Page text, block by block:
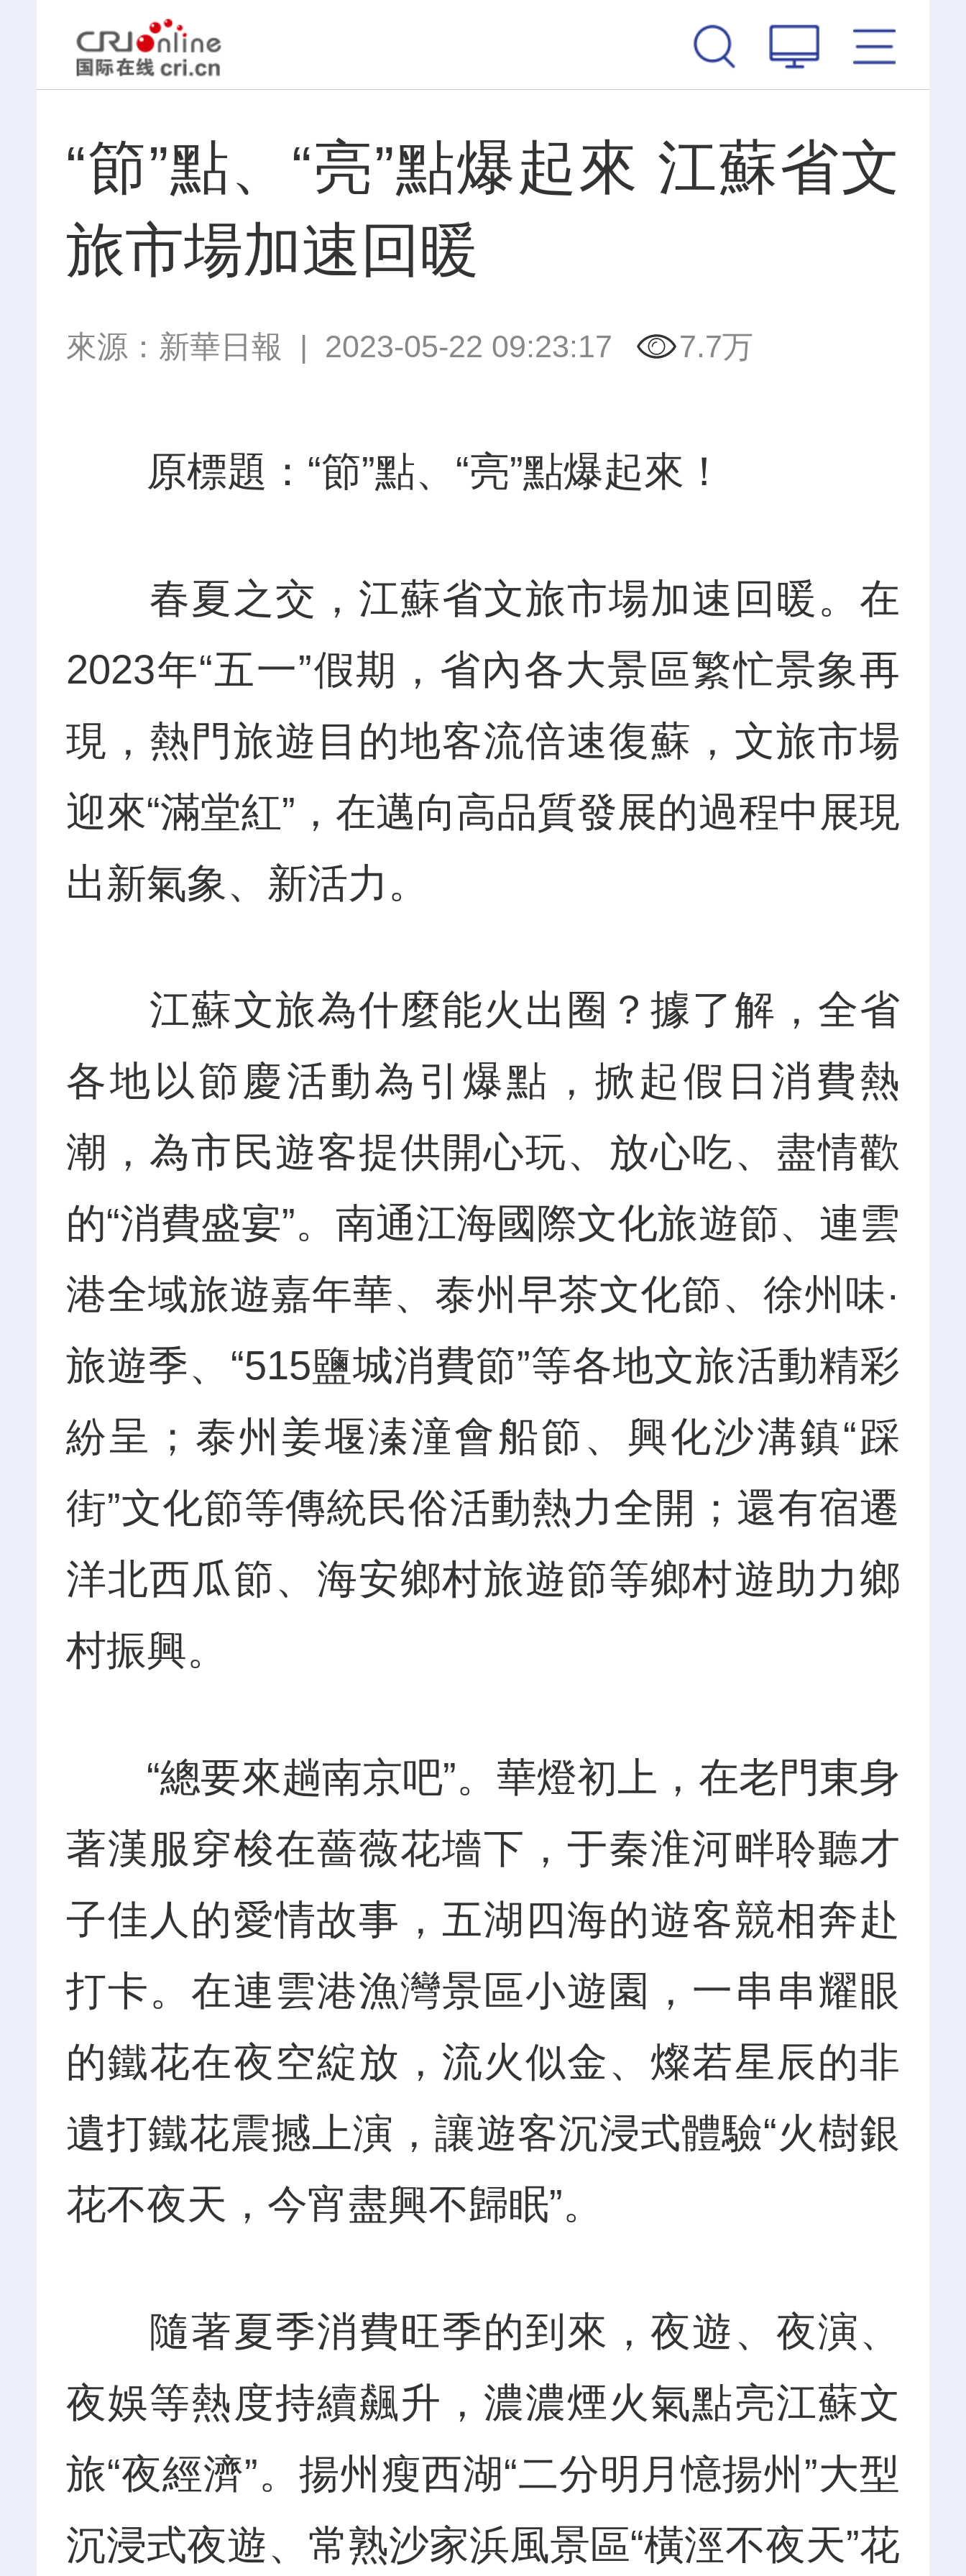
“節”點、“亮”點爆起來 江蘇省文
旅市場加速回暖
來源： 新華日報 | 2023-05-22 09:23:17 7.7万
原標題：“節”點、“亮”點爆起來！
春夏之交，江蘇省文旅市場加速回暖。在
2023年“五一”假期，省內各大景區繁忙景象再
現，熱門旅遊目的地客流倍速復蘇，文旅市場
迎來“滿堂紅”，在邁向高品質發展的過程中展現
出新氣象、新活力。
江蘇文旅為什麼能火出圈？據了解，全省
各地以節慶活動為引爆點，掀起假日消費熱
潮，為市民遊客提供開心玩、放心吃、盡情歡
的“消費盛宴”。南通江海國際文化旅遊節、連雲
港全域旅遊嘉年華、泰州早茶文化節、徐州味·
旅遊季、“515鹽城消費節”等各地文旅活動精彩
紛呈；泰州姜堰溱潼會船節、興化沙溝鎮“踩
街”文化節等傳統民俗活動熱力全開；還有宿遷
洋北西瓜節、海安鄉村旅遊節等鄉村遊助力鄉
村振興。
“總要來趟南京吧”。華燈初上，在老門東身
著漢服穿梭在薔薇花墻下，于秦淮河畔聆聽才
子佳人的愛情故事，五湖四海的遊客競相奔赴
打卡。在連雲港漁灣景區小遊園，一串串耀眼
的鐵花在夜空綻放，流火似金、燦若星辰的非
遺打鐵花震撼上演，讓遊客沉浸式體驗“火樹銀
花不夜天，今宵盡興不歸眠”。
隨著夏季消費旺季的到來，夜遊、夜演、
夜娛等熱度持續飆升，濃濃煙火氣點亮江蘇文
旅“夜經濟”。揚州瘦西湖“二分明月憶揚州”大型
沉浸式夜遊、常熟沙家浜風景區“橫涇不夜天”花